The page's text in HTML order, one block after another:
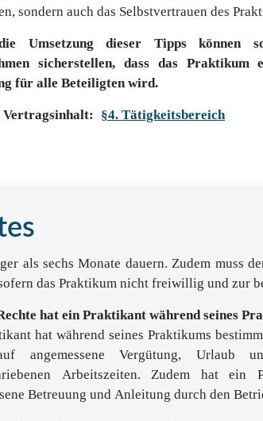
sondern auch das Selbstvertrauen des
Umsetzung dieser Tipps können
sicherstellen, dass das Praktikum
für alle Beteiligten wird.
Vertragsinhalt: §4. Tätigkeitsbereich
als sechs Monate dauern. Zudem muss
das Praktikum nicht freiwillig und zur
hat ein Praktikant während seines
hat während seines Praktikums
angemessene Vergütung, Urlaub
Arbeitszeiten. Zudem hat
Betreuung und Anleitung durch den